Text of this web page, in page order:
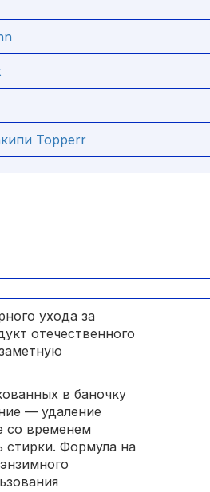
Topperr
ухода за
отечественного
в баночку
— удаление
со временем
стирки. Формула на